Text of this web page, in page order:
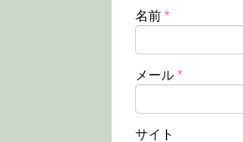
名前 *
メール *
サイト